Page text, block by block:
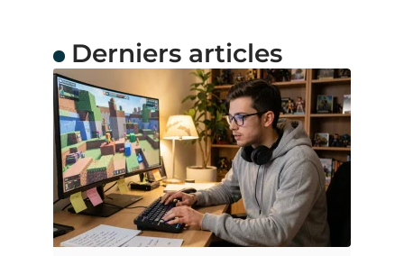
Derniers articles